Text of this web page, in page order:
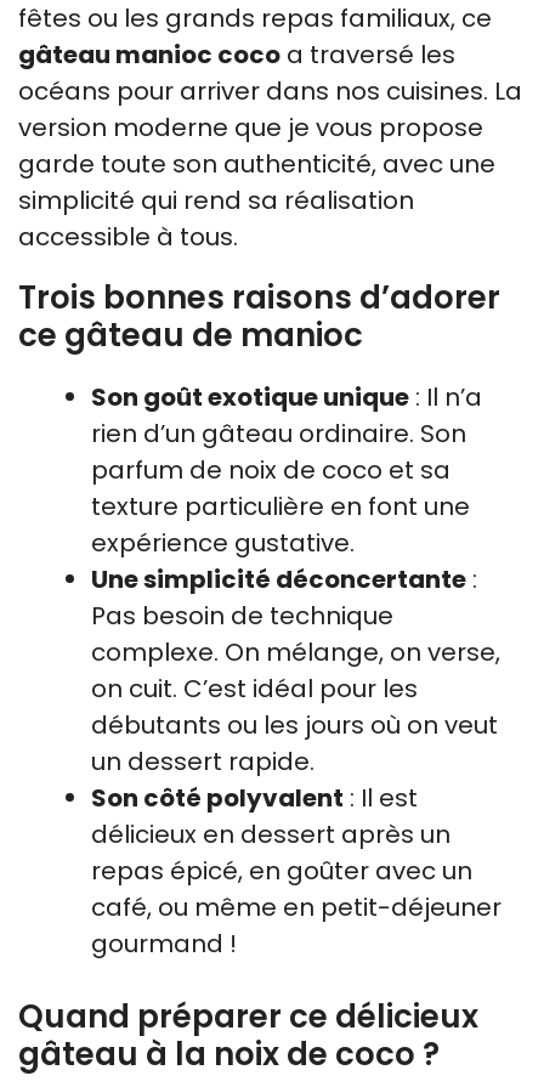
fêtes ou les grands repas familiaux, ce
gâteau manioc coco a traversé les
océans pour arriver dans nos cuisines. La
version moderne que je vous propose
garde toute son authenticité, avec une
simplicité qui rend sa réalisation
accessible à tous.
Trois bonnes raisons d’adorer
ce gâteau de manioc
Son goût exotique unique : Il n’a
rien d’un gâteau ordinaire. Son
parfum de noix de coco et sa
texture particulière en font une
expérience gustative.
Une simplicité déconcertante :
Pas besoin de technique
complexe. On mélange, on verse,
on cuit. C’est idéal pour les
débutants ou les jours où on veut
un dessert rapide.
Son côté polyvalent : Il est
délicieux en dessert après un
repas épicé, en goûter avec un
café, ou même en petit-déjeuner
gourmand !
Quand préparer ce délicieux
gâteau à la noix de coco ?